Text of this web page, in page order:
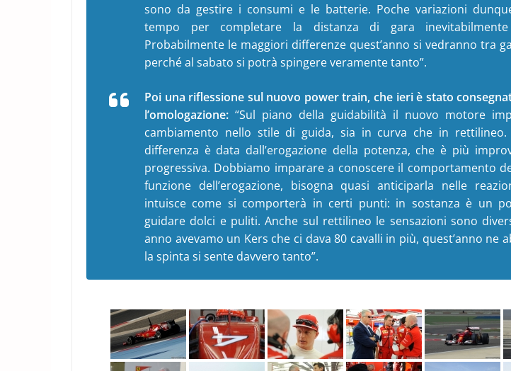
sono da gestire i consumi e le batterie. Poche variazioni
tempo per completare la distanza di gara inevitabilmente
Probabilmente le maggiori differenze quest’anno si vedranno tra
perché al sabato si potrà spingere veramente tanto”.
Poi una riflessione sul nuovo power train, che ieri è stato
l’omologazione: “Sul piano della guidabilità il nuovo motore
cambiamento nello stile di guida, sia in curva che in rettilineo.
differenza è data dall’erogazione della potenza, che è più
progressiva. Dobbiamo imparare a conoscere il comportamento
funzione dell’erogazione, bisogna quasi anticiparla nelle
intuisce come si comporterà in certi punti: in sostanza è un
guidare dolci e puliti. Anche sul rettilineo le sensazioni sono
anno avevamo un Kers che ci dava 80 cavalli in più, quest’anno ne
la spinta si sente davvero tanto”.